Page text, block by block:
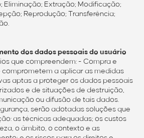
Eliminação; Extração; Modificação;
Reprodução; Transferência;
dos dados pessoais do usuário
que compreendem: - Compra e
comprometem a aplicar as medidas
aptas a proteger os dados pessoais
e de situações de destruição,
ou difusão de tais dados.
serão adotadas soluções que
as técnicas adequadas; os custos
o âmbito, o contexto e as